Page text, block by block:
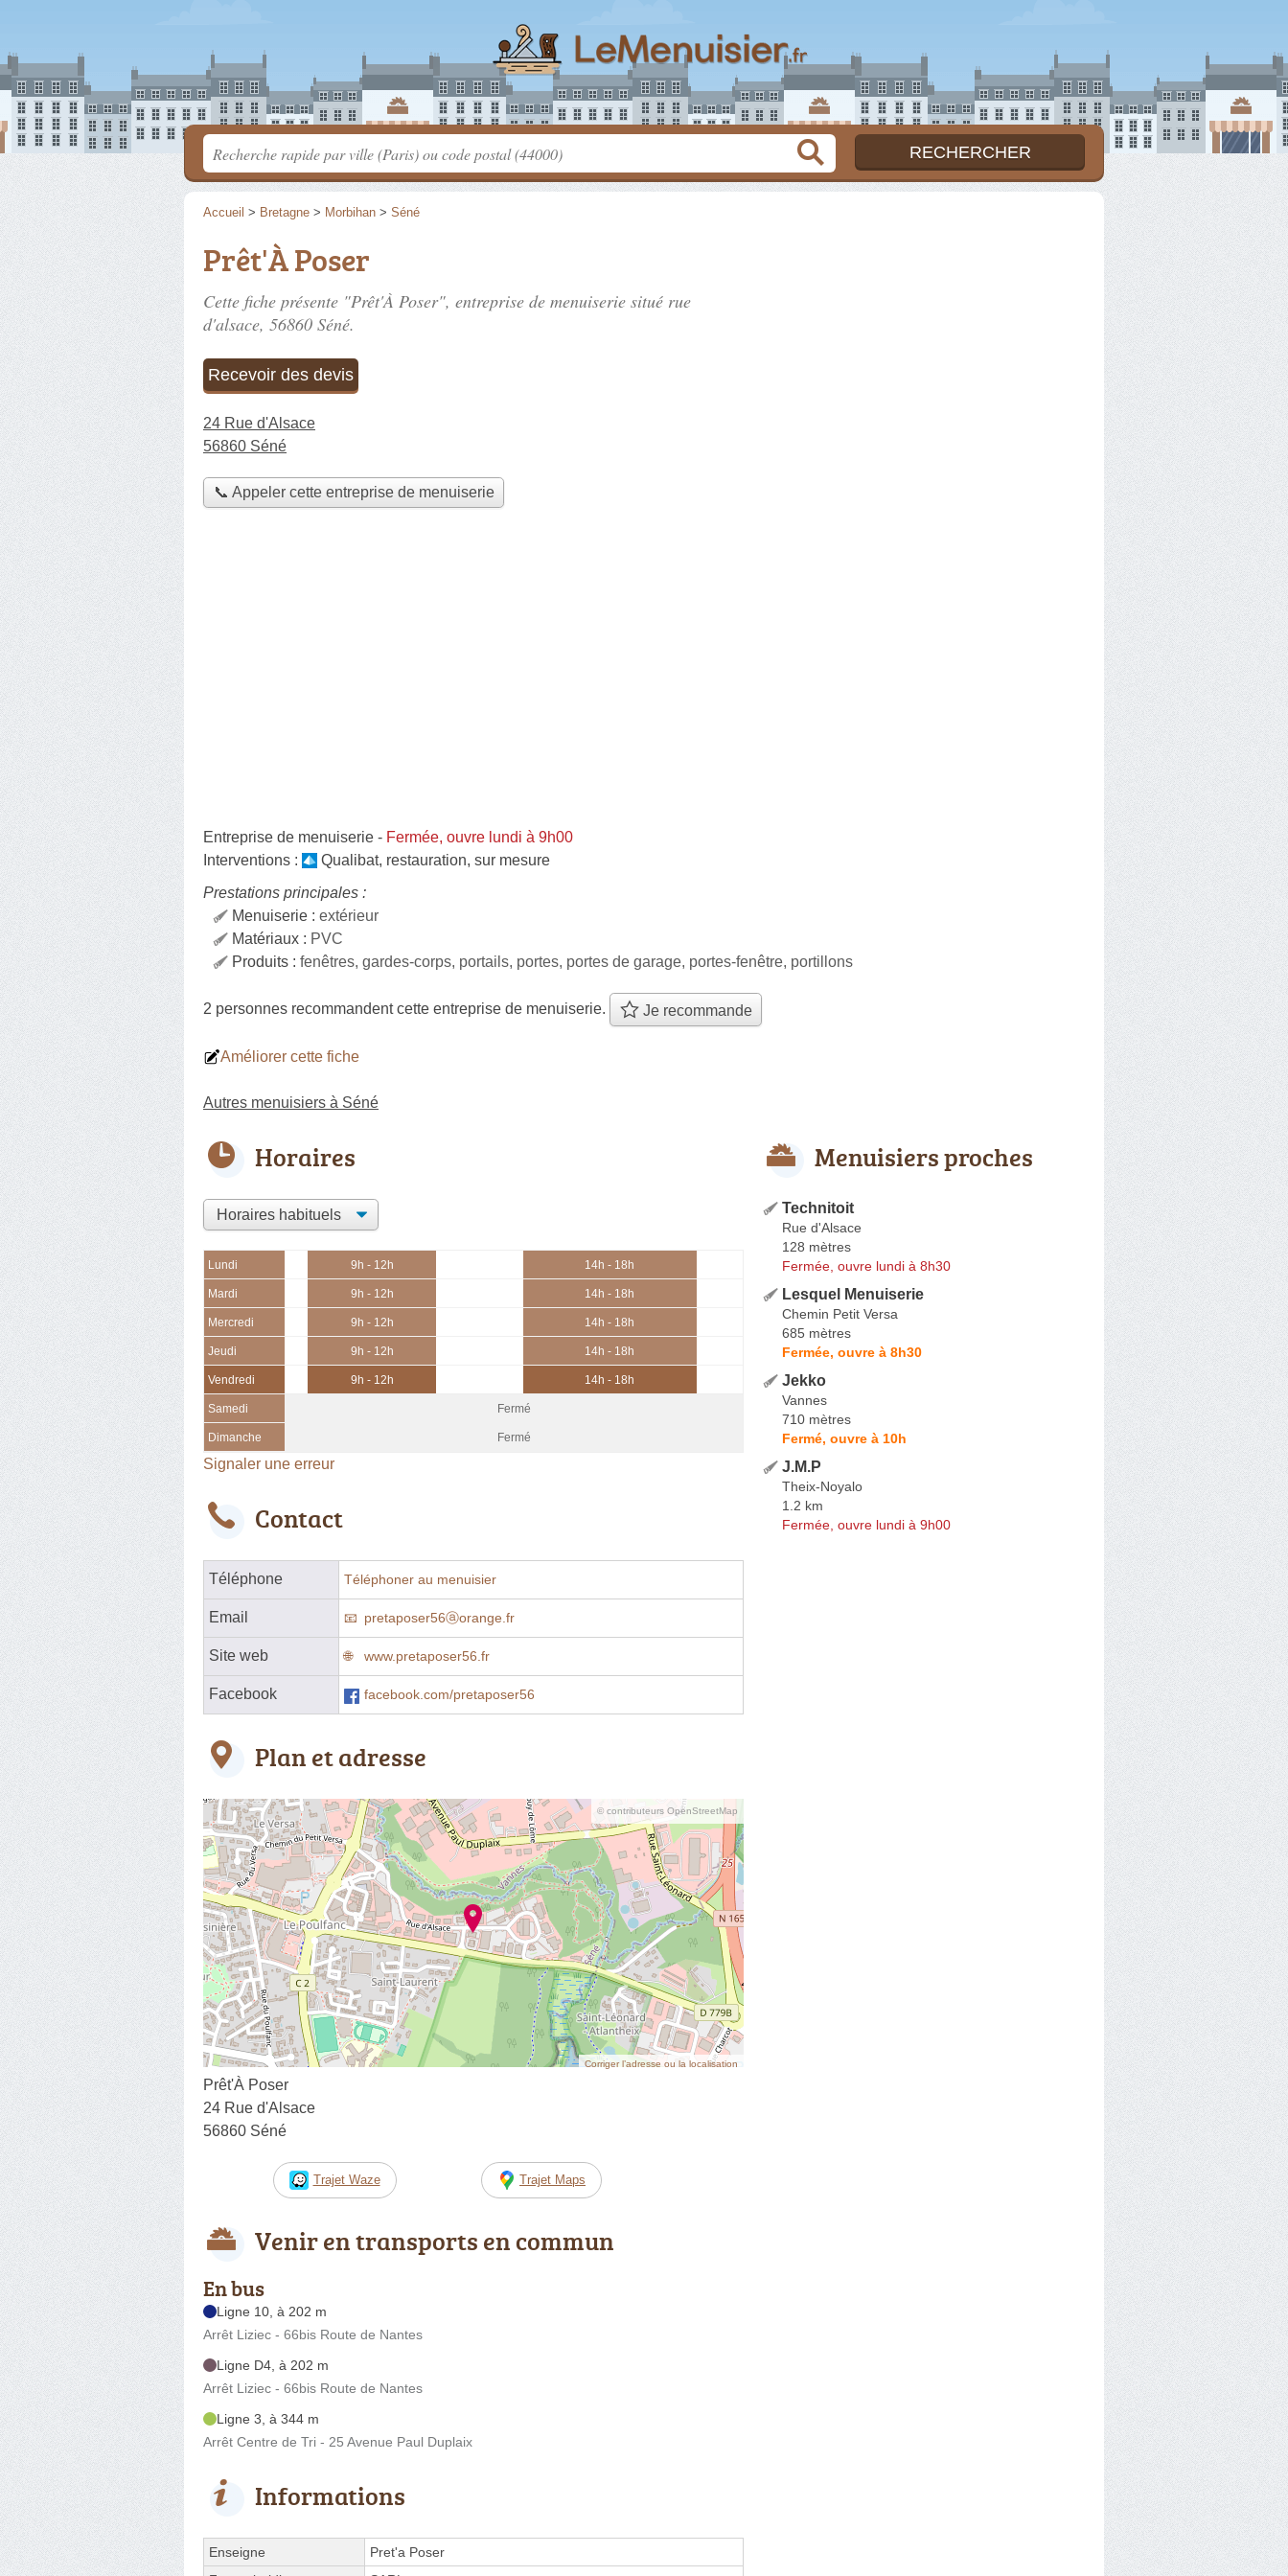
Accueil > Bretagne > Morbihan > Séné
Prêt'À Poser
Cette fiche présente "Prêt'À Poser", entreprise de menuiserie situé rue
d'alsace, 56860 Séné.
Recevoir des devis
24 Rue d'Alsace
56860 Séné
📞 Appeler cette entreprise de menuiserie
Entreprise de menuiserie - Fermée, ouvre lundi à 9h00
Interventions :
Qualibat, restauration, sur mesure
Prestations principales :
Menuiserie : extérieur
Matériaux : PVC
Produits : fenêtres, gardes-corps, portails, portes, portes de garage, portes-fenêtre, portillons
2 personnes recommandentcette entreprise de menuiserie. Je recommande
Améliorer cette fiche
Autres menuisiers à Séné
Horaires
Lundi 9h - 12h 14h - 18h
Mardi 9h - 12h 14h - 18h
Mercredi 9h - 12h 14h - 18h
Jeudi 9h - 12h 14h - 18h
Vendredi 9h - 12h 14h - 18h
Samedi Fermé
Dimanche Fermé
Signaler une erreur
Contact
Téléphone Téléphoner au menuisier
Email pretaposer56ⓐorange.fr
Site web www.pretaposer56.fr
Facebook facebook.com/pretaposer56
Plan et adresse
© contributeurs OpenStreetMap
Corriger l’adresse ou la localisation
Prêt'À Poser
24 Rue d'Alsace
56860 Séné
Trajet Waze Trajet Maps
Venir en transports en commun
En bus
Ligne 10, à 202 m
Arrêt Liziec - 66bis Route de Nantes
Ligne D4, à 202 m
Arrêt Liziec - 66bis Route de Nantes
Ligne 3, à 344 m
Arrêt Centre de Tri - 25 Avenue Paul Duplaix
Informations
Enseigne
Pret'a Poser
Menuisiers proches
Technitoit
Rue d'Alsace
128 mètres
Fermée, ouvre lundi à 8h30
Lesquel Menuiserie
Chemin Petit Versa
685 mètres
Fermée, ouvre à 8h30
Jekko
Vannes
710 mètres
Fermé, ouvre à 10h
J.M.P
Theix-Noyalo
1.2 km
Fermée, ouvre lundi à 9h00